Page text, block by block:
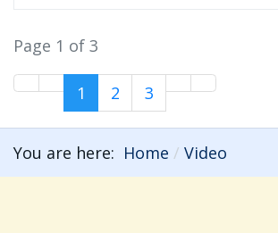
Page 1 of 3
1 2 3
You are here: Home Video